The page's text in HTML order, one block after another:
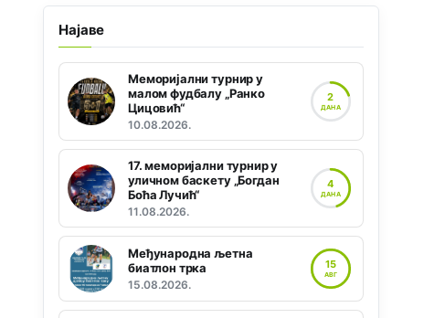
Најаве
Меморијални турнир у
малом фудбалу „Ранко
Цицовић“
10.08.2026.
2
ДАНА
17. меморијални турнир у
уличном баскету „Богдан
Боћа Лучић“
11.08.2026.
4
ДАНА
Међународна љетна
биатлон трка
15.08.2026.
15
АВГ